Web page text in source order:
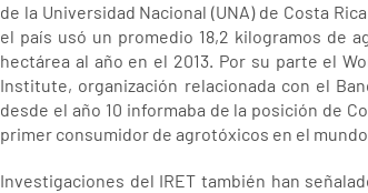
de la Universidad Nacional (UNA) de Costa
el país usó un promedio 18,2 kilogramos de
hectárea al año en el 2013. Por su parte el
Institute, organización relacionada con el
desde el año 10 informaba de la posición de
primer consumidor de agrotóxicos en el
Investigaciones del IRET también han